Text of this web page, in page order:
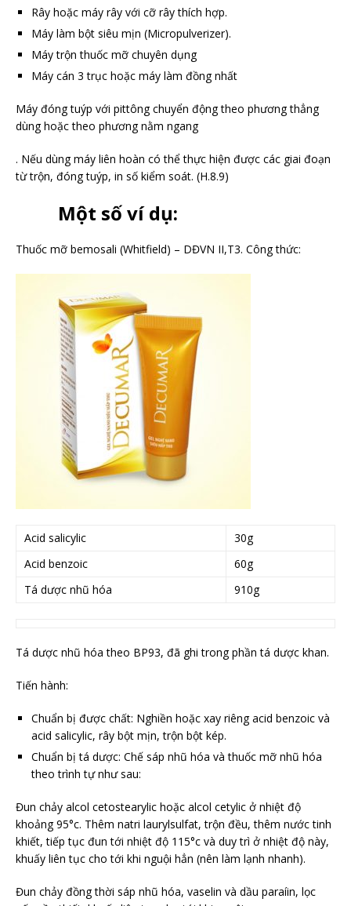
Rây hoặc máy rây với cỡ rây thích hợp.
Máy làm bột siêu mịn (Micropulverizer).
Máy trộn thuốc mỡ chuyên dụng
Máy cán 3 trục hoặc máy làm đồng nhất
Máy đóng tuýp với pittông chuyển động theo phương thẳng
dùng hoặc theo phương nằm ngang
. Nếu dùng máy liên hoàn có thể thực hiện được các giai đoạn
từ trộn, đóng tuýp, in số kiểm soát. (H.8.9)
Một số ví dụ:
Thuốc mỡ bemosali (Whitfield) – DĐVN II,T3. Công thức:
Acid salicylic
30g
Acid benzoic
60g
Tá dược nhũ hóa
910g
Tá dược nhũ hóa theo BP93, đã ghi trong phần tá dược khan.
Tiến hành:
Chuẩn bị được chất: Nghiền hoặc xay riêng acid benzoic và
acid salicylic, rây bột mịn, trộn bột kép.
Chuẩn bị tá dược: Chế sáp nhũ hóa và thuốc mỡ nhũ hóa
theo trình tự như sau:
Đun chảy alcol cetostearylic hoặc alcol cetylic ở nhiệt độ
khoảng 95°c. Thêm natri laurylsulfat, trộn đều, thêm nước tinh
khiết, tiếp tục đun tới nhiệt độ 115°c và duy trì ở nhiệt độ này,
khuấy liên tục cho tới khi nguội hẳn (nên làm lạnh nhanh).
Đun chảy đồng thời sáp nhũ hóa, vaselin và dầu paraíin, lọc